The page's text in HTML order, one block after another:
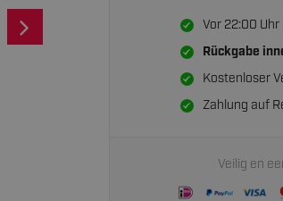
Vor 22:00
Rückgabe
Kostenloser
Zahlung auf
Veilig en